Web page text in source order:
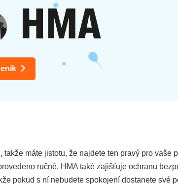
máte jistotu, že najdete ten pravý pro vaše
ručně. HMA také zajišťuje ochranu
pokud s ní nebudete spokojení dostanete své